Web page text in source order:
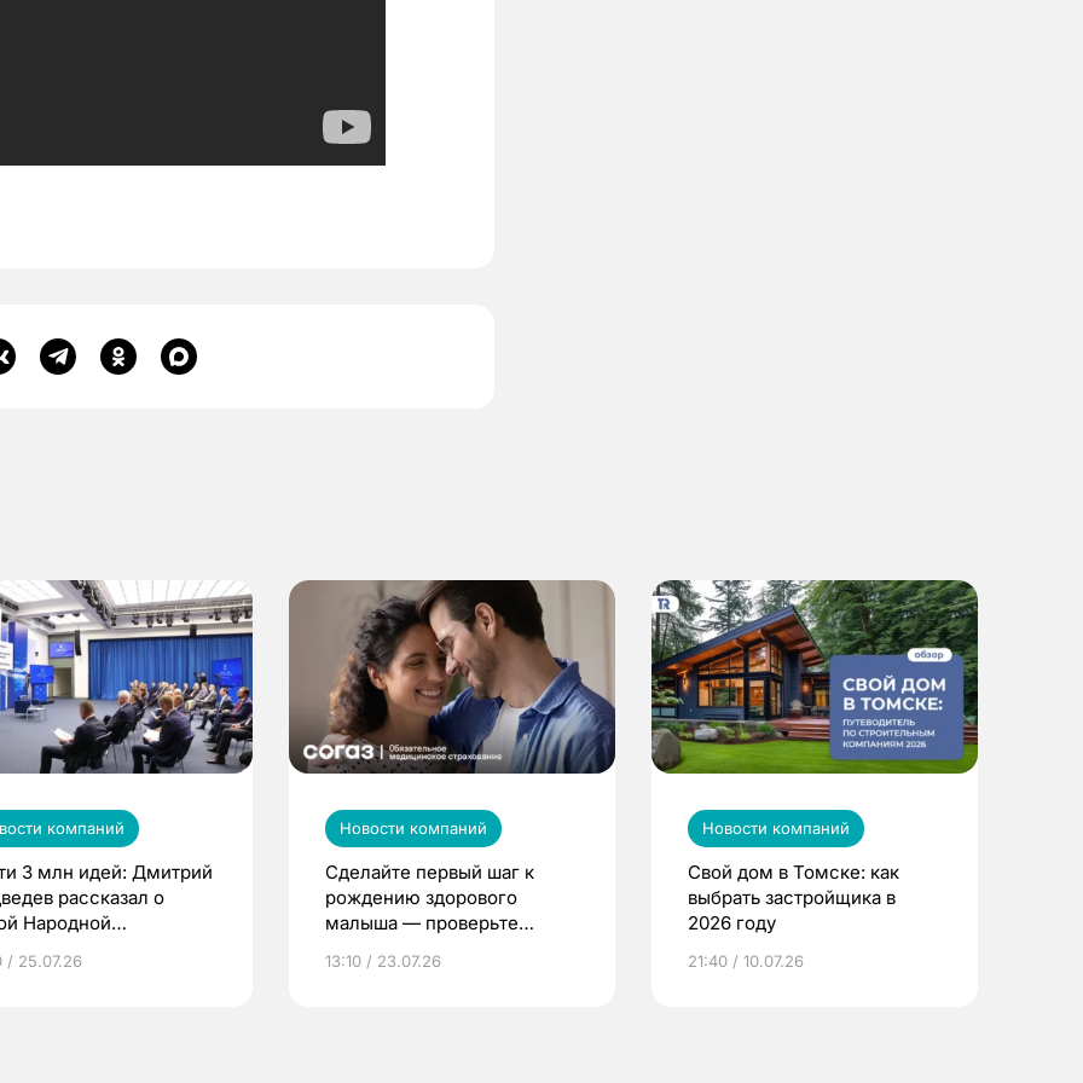
компаний
3 млн идей: Дмитрий
рассказал о
Народной
/ 25.07.26
Новости компаний
Сделайте первый шаг к
рождению здорового
малыша — проверьте
по ОМС!
13:10 / 23.07.26
Новости компаний
Свой дом в Томске: как
выбрать застройщика в
2026 году
21:40 / 10.07.26